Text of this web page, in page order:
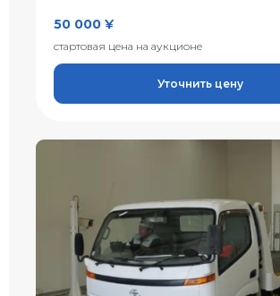
50 000 ¥
стартовая цена на аукционе
Уточнить цену